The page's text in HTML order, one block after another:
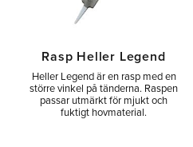
Rasp Heller Legend
Heller Legend är en rasp med en
större vinkel på tänderna. Raspen
passar utmärkt för mjukt och
fuktigt hovmaterial.